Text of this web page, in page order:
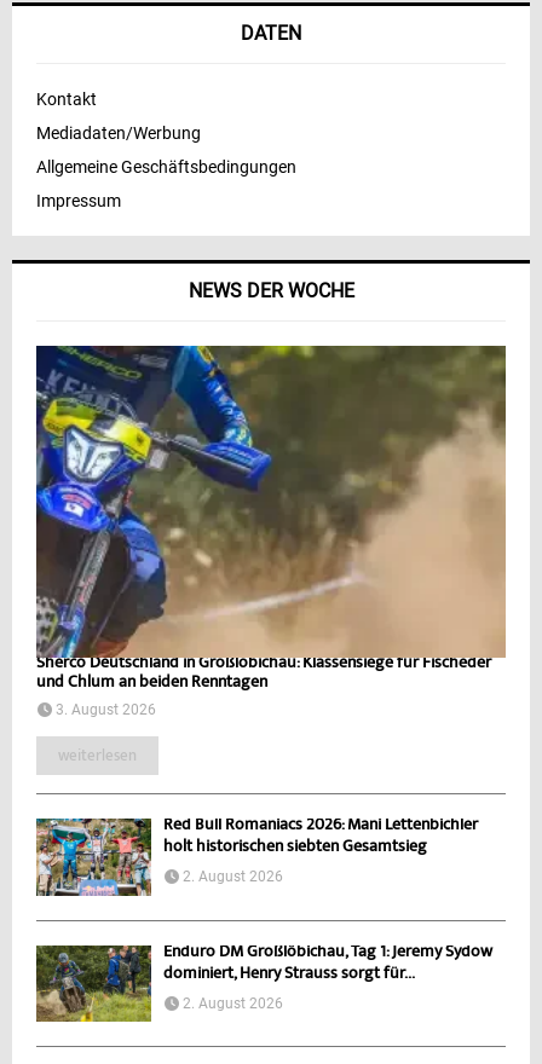
NEWS DER WOCHE
Sherco Deutschland in Großlöbichau: Klassensiege für Fischeder
und Chlum an beiden Renntagen
3. August 2026
weiterlesen
Red Bull Romaniacs 2026: Mani Lettenbichler
holt historischen siebten Gesamtsieg
2. August 2026
Enduro DM Großlöbichau, Tag 1: Jeremy Sydow
dominiert, Henry Strauss sorgt für...
2. August 2026
DATEN
Kontakt
Mediadaten/Werbung
Allgemeine Geschäftsbedingungen
Impressum